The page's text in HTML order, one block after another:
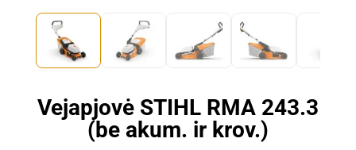
Vejapjovė STIHL RMA 243.3
(be akum. ir krov.)